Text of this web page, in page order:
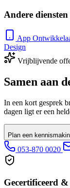
Andere
App
Design
Vrijblijvende
Samen aan
In een kort gesprek
dagen ligt er een
Plan een
053-870 0020
Gecertificeerd